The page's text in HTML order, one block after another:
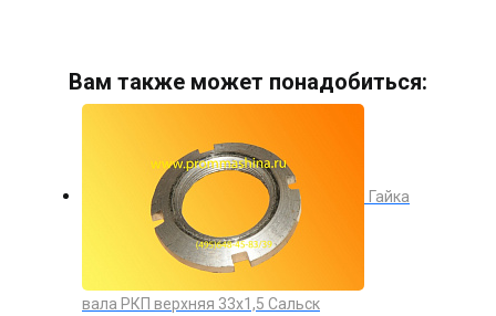
Вам также может понадобиться:
Гайка
вала РКП верхняя 33х1,5 Сальск